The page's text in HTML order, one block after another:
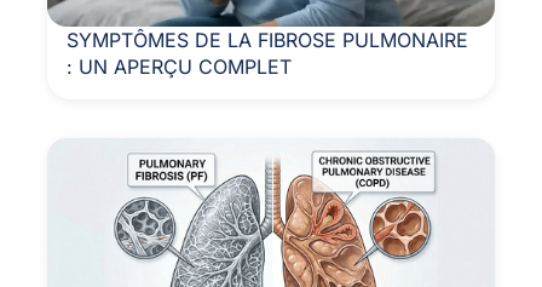
SYMPTÔMES DE LA FIBROSE PULMONAIRE
: UN APERÇU COMPLET